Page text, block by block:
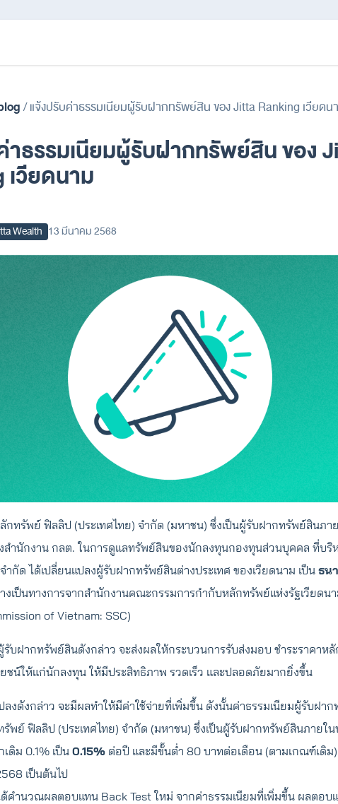
/แจ้งปรับค่าธรรมเนียมผู้รับฝากทรัพย์สิน ของ Jitta Ranking เวียดน
าธรรมเนียมผู้รับฝากทรัพย์สิน ของ
เวียดนาม
Wealth 13 มีนาคม 2568
กทรัพย์ ฟิลลิป (ประเทศไทย) จำกัด (มหาชน) ซึ่งเป็นผู้รับฝากทรัพย์สินภา
ำนักงาน กลต. ในการดูแลทรัพย์สินของนักลงทุนกองทุนส่วนบุคคล ที่บริ
ำกัด ได้เปลี่ยนแปลงผู้รับฝากทรัพย์สินต่างประเทศ ของเวียดนาม เป็น ธน
เป็นทางการจากสำนักงานคณะกรรมการกำกับหลักทรัพย์แห่งรัฐเวียดน
of Vietnam: SSC)
รับฝากทรัพย์สินดังกล่าว จะส่งผลให้กระบวนการรับส่งมอบ ชำระราคาห
ชน์ให้แก่นักลงทุน ให้มีประสิทธิภาพ รวดเร็ว และปลอดภัยมากยิ่งขึ้น
ลงดังกล่าว จะมีผลทำให้มีค่าใช้จ่ายที่เพิ่มขึ้น ดังนั้นค่าธรรมเนียมผู้รับฝา
พย์ ฟิลลิป (ประเทศไทย) จำกัด (มหาชน) ซึ่งเป็นผู้รับฝากทรัพย์สินภายใน
ดิม 0.1% เป็น 0.15% ต่อปี และมีขั้นต่ำ 80 บาทต่อเดือน (ตามเกณฑ์เดิม
เป็นต้นไป
ด้คำนวณผลตอบแทน Back Test ใหม่ จากค่าธรรมเนียมที่เพิ่มขึ้น ผลตอบ